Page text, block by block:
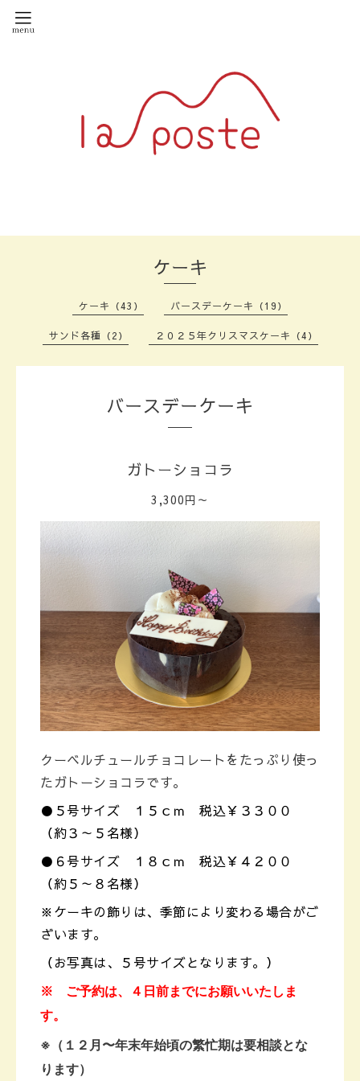
ケーキ
ケーキ（43） バースデーケーキ（19）
サンド各種（2） ２０２５年クリスマスケーキ（4）
バースデーケーキ
ガトーショコラ
3,300円～
クーベルチュールチョコレートをたっぷり使っ
たガトーショコラです。
●５号サイズ １５ｃｍ 税込￥３３００
（約３～５名様）
●６号サイズ １８ｃｍ 税込￥４２００
（約５～８名様）
※ケーキの飾りは、季節により変わる場合がご
ざいます。
（お写真は、５号サイズとなります。）
※ ご予約は、４日前までにお願いいたしま
す。
※（１２月〜年末年始頃の繁忙期は要相談とな
ります）